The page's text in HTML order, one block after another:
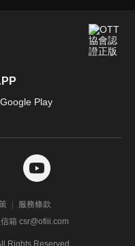
服務條款
箱 csr@ofiii.com